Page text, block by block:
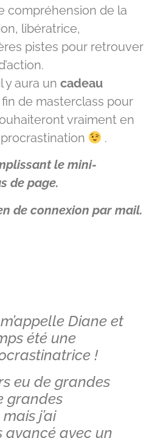
compréhension de la
libératrice,
pistes pour retrouver
y aura uncadeau
de masterclass pour
vraiment en
.
le mini-
de page.
de connexion par mail.
Diane et
été une
!
eu de grandes
grandes
j’ai
avancé avec un